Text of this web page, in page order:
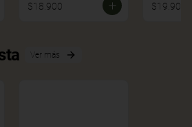
$18.900 $19.900
Ver más